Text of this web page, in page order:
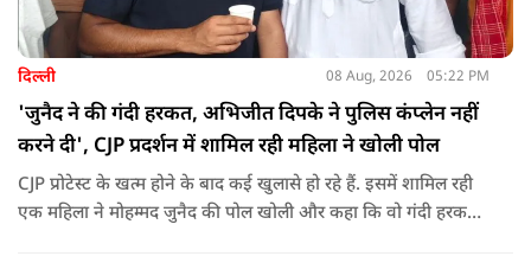
दिल्ली 08 Aug, 2026 05:22 PM
'जुनैद ने की गंदी हरकत, अभिजीत दिपके ने पुलिस कंप्लेन नहीं
करने दी', CJP प्रदर्शन में शामिल रही महिला ने खोली पोल
CJP प्रोटेस्ट के खत्म होने के बाद कई खुलासे हो रहे हैं. इसमें शामिल रही
एक महिला ने मोहम्मद जुनैद की पोल खोली और कहा कि वो गंदी हरकतें